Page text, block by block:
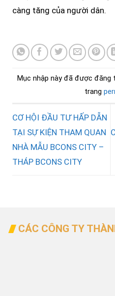
càng tăng của người dân.
Mục nhập này đã được đăng
trang
CƠ HỘI ĐẦU TƯ HẤP DẪN
TẠI SỰ KIỆN THAM QUAN
NHÀ MẪU BCONS CITY –
THÁP BCONS CITY
CÁC CÔNG TY